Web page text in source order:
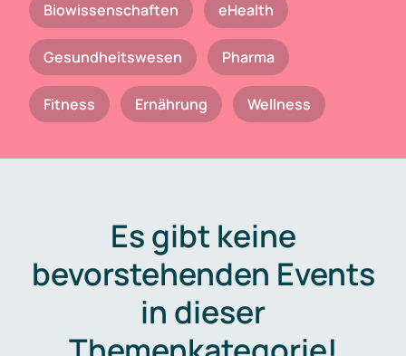
Biowissenschaften eHealth
Gesundheitswesen Pharma
Fitness Ernährung Wellness
Es gibt keine
bevorstehenden Events
in dieser